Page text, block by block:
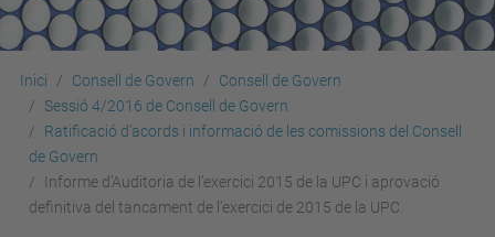
Inici Consell de Govern
Consell de Govern
Sessió 4/2016 de Consell de Govern
Ratificació d’acords i informació de les comissions del Consell
de Govern
Informe d’Auditoria de l’exercici 2015 de la UPC i aprovació
definitiva del tancament de l’exercici de 2015 de la UPC.